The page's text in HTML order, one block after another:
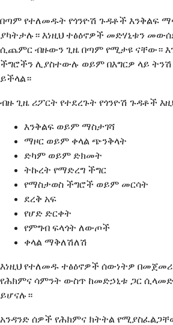
በጣም የተለመዱት የጎንዮሽ ጉዳቶች እንቅልፍ
ያካትታሉ። እነዚህ ተፅዕኖዎች መድሃኒቱን
ሲጨምር ብዙውን ጊዜ በጣም የሚታዩ ናቸው።
ችግሮችን ሊያስተውሉ ወይም በእግርዎ ላይ
ይችላል።
ብዙ ጊዜ ሪፖርት የተደረጉት የጎንዮሽ ጉዳቶች
እንቅልፍ ወይም ማስታገሻ
ማዞር ወይም ቀላል ጭንቅላት
ድካም ወይም ድክመት
ትኩረት የማድረግ ችግር
የማስታወስ ችግሮች ወይም መርሳት
ደረቅ አፍ
የሆድ ድርቀት
የምግብ ፍላጎት ለውጦች
ቀላል ማቅለሽለሽ
እነዚህ የተለመዱ ተፅዕኖዎች ሰውነትዎ
የሕክምና ሳምንት ውስጥ ከመድኃኒቱ ጋር
ይሆናሉ።
አንዳንድ ሰዎች የሕክምና ክትትል